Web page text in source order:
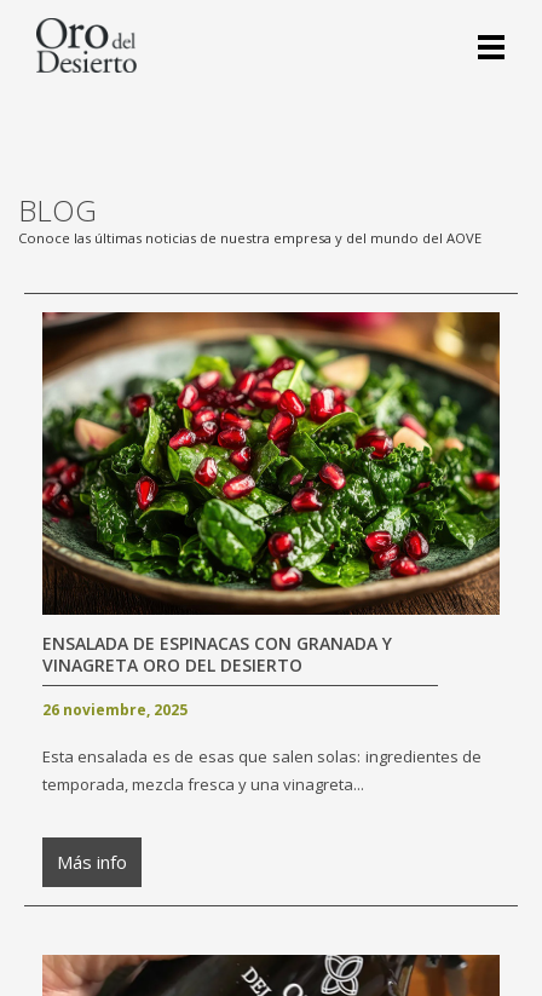
BLOG
Conoce las últimas noticias de nuestra empresa y del mundo del AOVE
ENSALADA DE ESPINACAS CON GRANADA Y
VINAGRETA ORO DEL DESIERTO
26 noviembre, 2025
Esta ensalada es de esas que salen solas: ingredientes de
temporada, mezcla fresca y una vinagreta...
Más info